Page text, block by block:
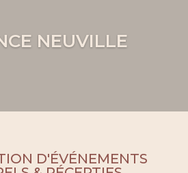
NEUVILLE
D'ÉVÉNEMENTS